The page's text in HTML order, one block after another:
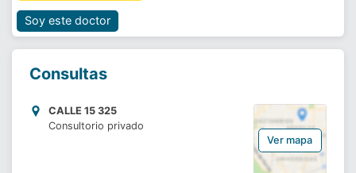
¿Eres un doctor?
Soy este doctor
Consultas
CALLE 15 325
Consultorio privado
Ver mapa